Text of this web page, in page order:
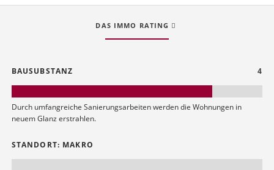
DAS IMMO RATING
BAUSUBSTANZ 4
Durch umfangreiche Sanierungsarbeiten werden die Wohnungen in
neuem Glanz erstrahlen.
STANDORT: MAKRO